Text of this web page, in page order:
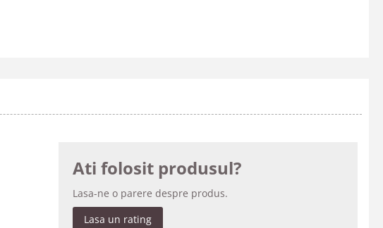
Ati folosit produsul?
Lasa-ne o parere despre produs.
Lasa un rating